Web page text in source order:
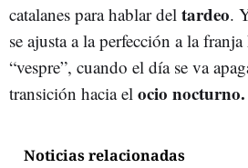
catalanes para hablar del tardeo.
se ajusta a la perfección a la
“vespre”, cuando el día se va
transición hacia el ocio nocturno.
Noticias relacionadas